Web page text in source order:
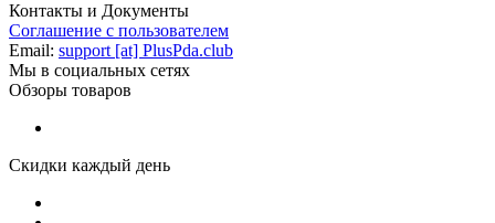
Контакты и Документы
Соглашение с пользователем
Email: support [at] PlusPda.club
Мы в социальных сетях
Обзоры товаров
Скидки каждый день